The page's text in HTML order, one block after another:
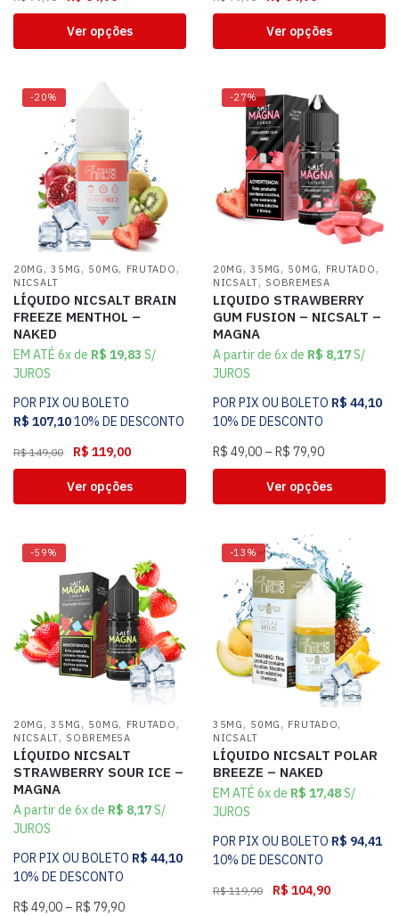
Ver opções Ver opções
-20%
20MG ,35MG , 50MG, FRUTADO ,
NICSALT
LÍQUIDO NICSALT BRAIN
FREEZE MENTHOL –
NAKED
EM ATÉ 6x de R$ 19,83 S/
JUROS
POR PIX OU BOLETO
R$ 107,1010% DE DESCONTO
R$149,00 R$ 119,00
Ver opções
-27%
20MG ,35MG , 50MG, FRUTADO ,
NICSALT, SOBREMESA
LIQUIDO STRAWBERRY
GUM FUSION – NICSALT –
MAGNA
A partir de 6x de R$ 8,17S/
JUROS
POR PIX OU BOLETO R$ 44,10
10% DE DESCONTO
R$ 49,00 – R$ 79,90
Ver opções
-59%
20MG ,35MG , 50MG, FRUTADO ,
NICSALT, SOBREMESA
LÍQUIDO NICSALT
STRAWBERRY SOUR ICE –
MAGNA
A partir de 6x de R$ 8,17S/
JUROS
POR PIX OU BOLETO R$ 44,10
10% DE DESCONTO
R$ 49,00 – R$ 79,90
-13%
35MG , 50MG , FRUTADO,
NICSALT
LÍQUIDO NICSALT POLAR
BREEZE – NAKED
EM ATÉ 6x de R$ 17,48S/
JUROS
POR PIX OU BOLETO R$ 94,41
10% DE DESCONTO
R$119,90 R$ 104,90